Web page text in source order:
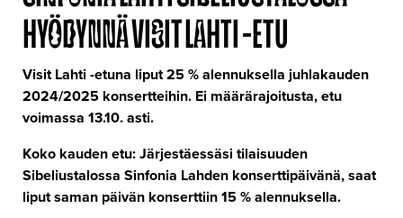
HYÖDYNNÄ VISIT LAHTI -ETU
Visit Lahti -etuna liput 25 % alennuksella juhlakauden
2024/2025 konsertteihin. Ei määrärajoitusta, etu
voimassa 13.10. asti.
Koko kauden etu: Järjestäessäsi tilaisuuden
Sibeliustalossa Sinfonia Lahden konserttipäivänä, saat
liput saman päivän konserttiin 15 % alennuksella.